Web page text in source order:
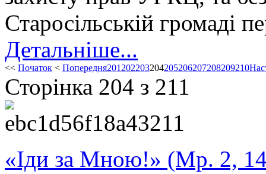
Старосільській громаді
Детальніше...
<< Початок < Попередня201 202203204205206207208209210
Сторінка 204 з 211
«Іди за Мною!» (Мр. 2,